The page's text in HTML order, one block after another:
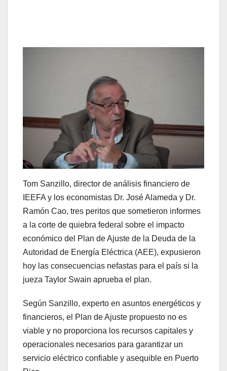
Tom Sanzillo, director de análisis financiero de
IEEFA y los economistas Dr. José Alameda y Dr.
Ramón Cao, tres peritos que sometieron informes
a la corte de quiebra federal sobre el impacto
económico del Plan de Ajuste de la Deuda de la
Autoridad de Energía Eléctrica (AEE), expusieron
hoy las consecuencias nefastas para el país si la
jueza Taylor Swain aprueba el plan.
Según Sanzillo, experto en asuntos energéticos y
financieros, el Plan de Ajuste propuesto no es
viable y no proporciona los recursos capitales y
operacionales necesarios para garantizar un
servicio eléctrico confiable y asequible en Puerto